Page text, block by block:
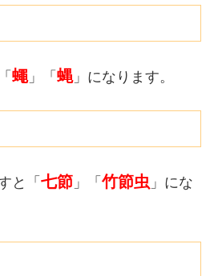
蠅」「 蝿」になります。
と「 七節 」「 竹節虫 」にな